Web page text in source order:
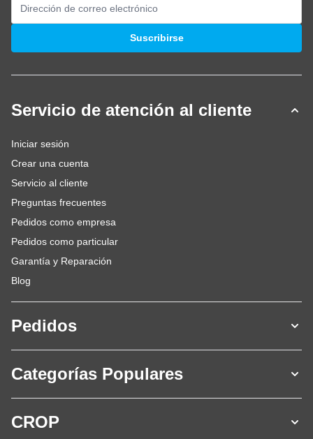
Dirección de email
Suscribirse
Servicio de atención al cliente
Iniciar sesión
Crear una cuenta
Servicio al cliente
Preguntas frecuentes
Pedidos como empresa
Pedidos como particular
Garantía y Reparación
Blog
Pedidos
Categorías Populares
CROP